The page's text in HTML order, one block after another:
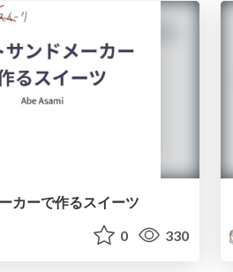
カーで作るスイーツ
0 330